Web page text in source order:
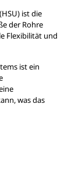
ist die
der Rohre
Flexibilität und
ist ein
was das